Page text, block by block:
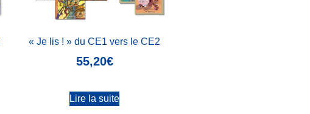
« Je lis ! » du CE1 vers le CE2
55,20€
Lire la suite